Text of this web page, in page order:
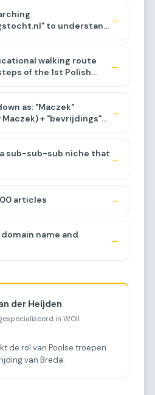
to understand
The domain
to a walking route
Maczek and the
Netherlands during
the Baarle-
Let me think about the
→
walking route
of the 1st Polish
around Baarle-
of the region.
→
as: "Maczek"
Maczek) + "bevrijdings"
→
sub-sub-sub niche that
→
articles →
name and
→
der Heijden
in WOII
de rol van Poolse troepen
van Breda.